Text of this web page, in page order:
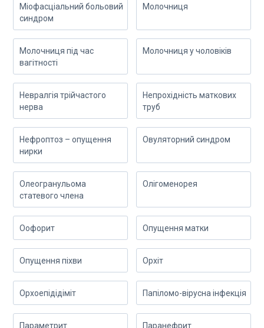
Міофасціальний больовий
синдром
Молочниця
Молочниця під час
вагітності
Молочниця у чоловіків
Невралгія трійчастого
нерва
Непрохідність маткових
труб
Нефроптоз – опущення
нирки
Овуляторний синдром
Олеогранульома
статевого члена
Олігоменорея
Оофорит Опущення матки
Опущення піхви Орхіт
Орхоепідідіміт Папіломо-вірусна інфекція
Параметрит Паранефрит